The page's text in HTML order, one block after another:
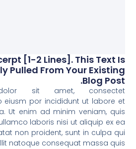
[1-2 Lines]. This Text Is
Pulled From Your Existing
Blog Post.
sit amet, consectet
eiusm por incididunt ut labore et
Ut enim ad minim veniam, quis
laboris nisi ut aliquip ex ea
non proident, sunt in culpa qui
natoque consequat massa quis